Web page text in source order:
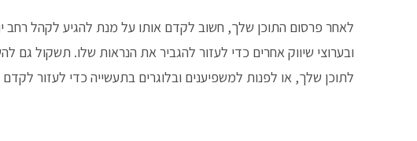
לאחר פרסום התוכן שלך, חשוב לקדם אותו על מנת להגיע לקהל
ובערוצי שיווק אחרים כדי לעזור להגביר את הנראות שלו. תשקול
לתוכן שלך, או לפנות למשפיענים ובלוגרים בתעשייה כדי לעזור